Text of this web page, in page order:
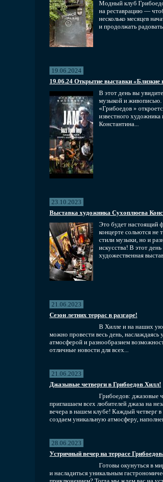
Модный клуб
на реставрацию —
несколько месяцев
и продолжать радовать
19.06.2024
19.06.24 Открытие выставки «Близкие
В этот день вы
музыкой и живописью.
«Грибоедов »
известного художника
Константина...
23.10.2023
Выставка художника Сухоплюева
Это будет настоящий
концерте сольются не
стили музыки, но и
искусства! В этот день
художественная
21.06.2023
Сезон летних террас в разгаре!
В Хилле и на наших
можно провести весь день, наслаждаясь
атмосферой и разнообразием
отличные новости для всех...
21.06.2023
Джазывые четверги в Грибоедов Хилл!
Грибоедов: джазовые
приглашаем всех любителей джаза на
вечера в нашем клубе! Каждый четверг
создаем уникальную атмосферу,
28.06.2023
Устричный вечер на террасе
Готовы окунуться в
и насладиться уникальным
приключением? Тогда мы ждем вас на